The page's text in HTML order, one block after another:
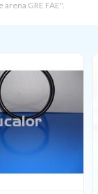
GRE FAE".